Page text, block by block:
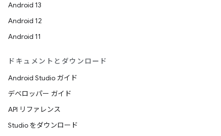
Android 13
Android 12
Android 11
ドキュメントとダウンロード
Android Studio ガイド
デベロッパー ガイド
API リファレンス
Studio をダウンロード